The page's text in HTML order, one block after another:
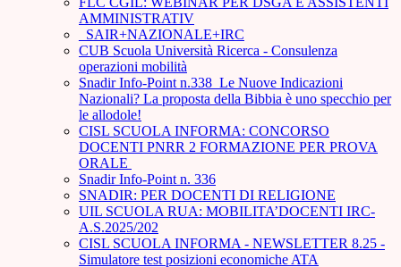
AMMINISTRATIV
_SAIR+NAZIONALE+IRC
CUB Scuola Università Ricerca - Consulenza
operazioni mobilità
Snadir Info-Point n.338 Le Nuove Indicazioni
Nazionali? La proposta della Bibbia è uno specchio per
le allodole!
CISL SCUOLA INFORMA: CONCORSO
DOCENTI PNRR 2 FORMAZIONE PER PROVA
ORALE ­
Snadir Info-Point n. 336
SNADIR: PER DOCENTI DI RELIGIONE
UIL SCUOLA RUA: MOBILITA’DOCENTI IRC-
A.S.2025/202
CISL SCUOLA INFORMA - NEWSLETTER 8.25 -
Simulatore test posizioni economiche ATA